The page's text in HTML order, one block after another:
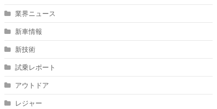
業界ニュース
新車情報
新技術
試乗レポート
アウトドア
レジャー